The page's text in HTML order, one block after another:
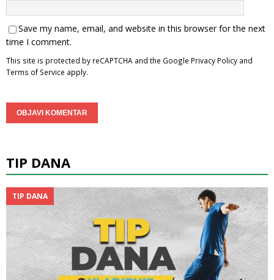
Save my name, email, and website in this browser for the next
time I comment.
This site is protected by reCAPTCHA and the Google Privacy Policy and
Terms of Service apply.
TIP DANA
TIP DANA